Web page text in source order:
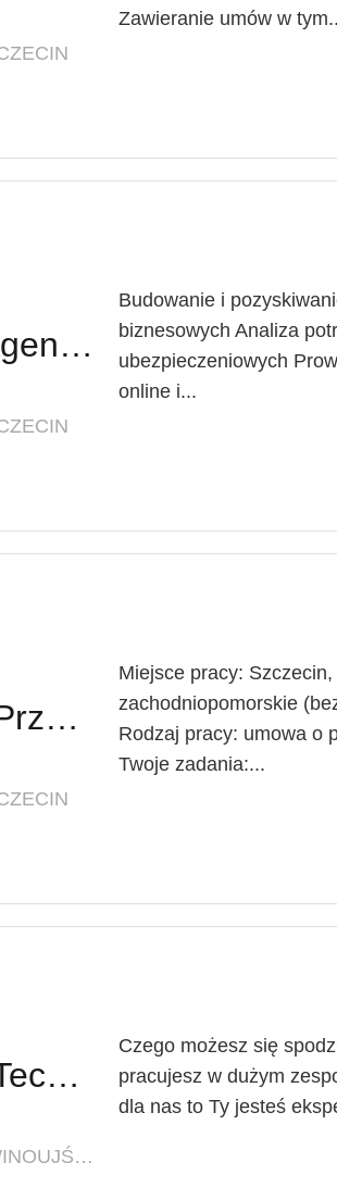
Zawieranie umów w
Agent Ubezpieczeniowy / Agentka Ubezpieczeniowa
Budowanie i
biznesowych Analiza
ubezpieczeniowych
online i...
Przedstawiciel Handlowy / Przedstawicielka Handlowa (Branża TSL)
Miejsce pracy:
zachodniopomorskie
Rodzaj pracy: umowa o
Twoje zadania:...
Technik Farmaceutyczny / Techniczka Farmaceutyczna
LOKALIZACJA: ZACHODNIOPOMORSKIE / ŚWINOUJŚCIE
Czego możesz się
pracujesz w dużym
dla nas to Ty jesteś